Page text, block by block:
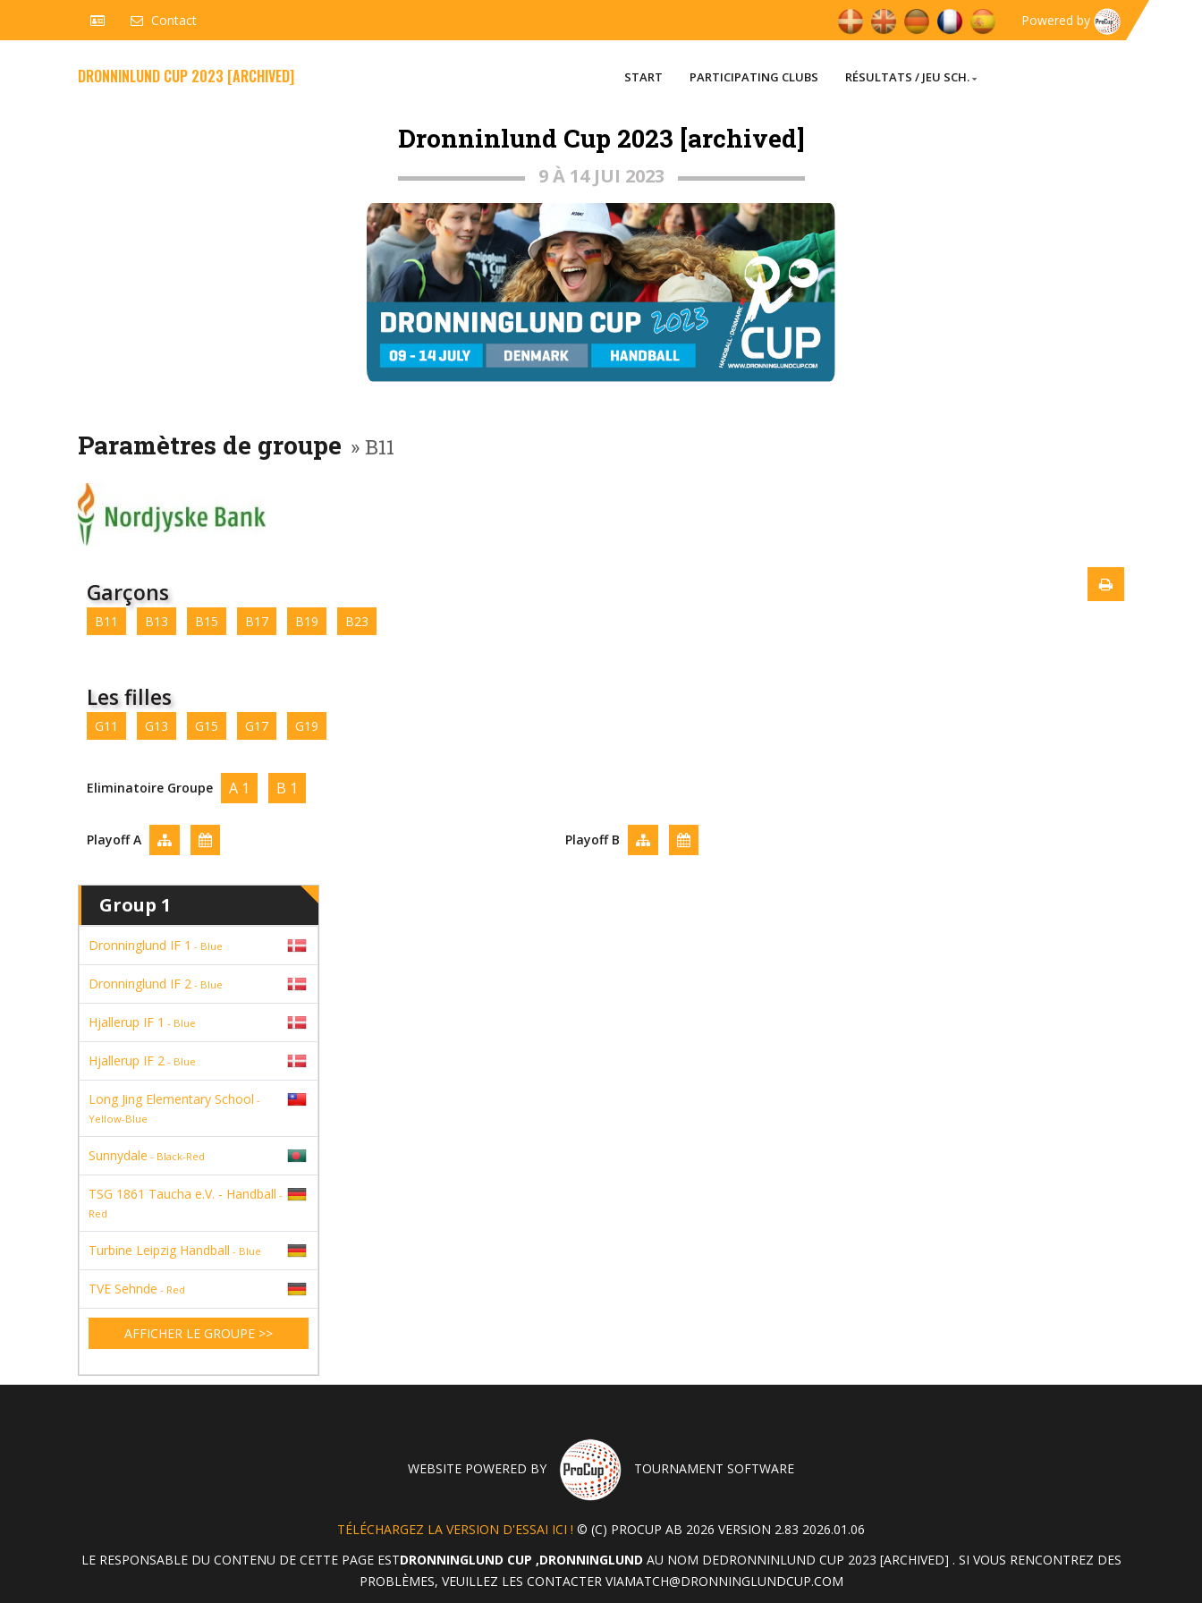
Contact Powered by
DRONNINLUND CUP 2023 [ARCHIVED] START PARTICIPATING CLUBS RÉSULTATS / JEU SCH.
Dronninlund Cup 2023 [archived]
9 À 14 JUI 2023
Paramètres de groupe » B11
Garçons
B11 B13 B15 B17 B19 B23
Les filles
G11 G13 G15 G17 G19
Eliminatoire Groupe A 1 B 1
Playoff A Playoff B
Group 1
Dronninglund IF 1 - Blue
Dronninglund IF 2 - Blue
Hjallerup IF 1 - Blue
Hjallerup IF 2 - Blue
Long Jing Elementary School -
Yellow-Blue
Sunnydale - Black-Red
TSG 1861 Taucha e.V. - Handball -
Red
Turbine Leipzig Handball - Blue
TVE Sehnde - Red
AFFICHER LE GROUPE >>
WEBSITE POWERED BY TOURNAMENT SOFTWARE
TÉLÉCHARGEZ LA VERSION D'ESSAI ICI ! © (C) PROCUP AB 2026 VERSION 2.83 2026.01.06
LE RESPONSABLE DU CONTENU DE CETTE PAGE ESTDRONNINGLUND CUP ,DRONNINGLUND AU NOM DEDRONNINLUND CUP 2023 [ARCHIVED] . SI VOUS RENCONTREZ DES
PROBLÈMES, VEUILLEZ LES CONTACTER VIAMATCH@DRONNINGLUNDCUP.COM